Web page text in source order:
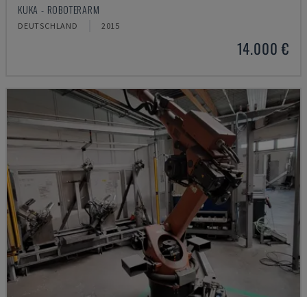
KUKA - ROBOTERARM
DEUTSCHLAND 2015
14.000 €